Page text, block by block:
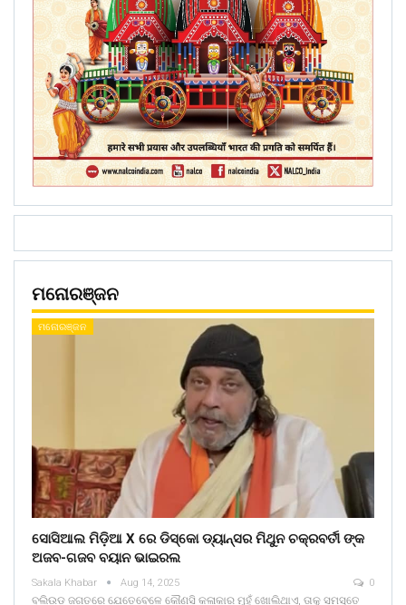
ମନୋରଞ୍ଜନ
ମନୋରଞ୍ଜନ
ସୋସିଆଲ ମିଡ଼ିଆ X ରେ ଡିସ୍କୋ ଡ୍ୟାନ୍ସର ମିଥୁନ ଚକ୍ରବର୍ତୀ ଙ୍କ
ଅଜବ-ଗଜବ ବୟାନ ଭାଇରଲ
Sakala Khabar Aug 14, 2025 0
ବଲିଉଡ ଜଗତରେ ଯେତେବେଳେ କୌଣସି କଳାକାର ମୁହଁ ଖୋଲିଥାଏ, ତାକୁ ସମସ୍ତେ